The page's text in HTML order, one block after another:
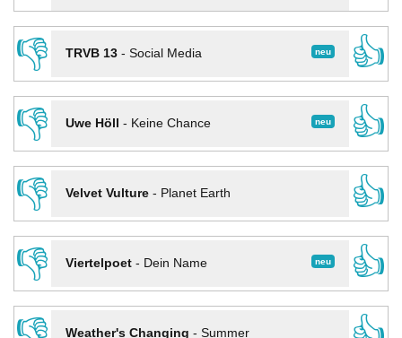
👎
neu
TRVB 13- Social Media
👍
👎
neu
Uwe Höll - Keine Chance
👍
👎
Velvet Vulture- Planet Earth
👍
👎
neu
Viertelpoet- Dein Name
👍
Weather's Changing - Summer